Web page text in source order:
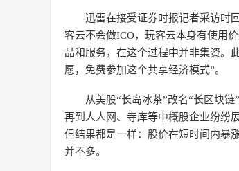
迅雷在接受证券时报记者采访时
客云不会做ICO，玩客云本身有使用
品和服务，在这个过程中并非集资。
愿，免费参加这个共享经济模式”。
从美股“长岛冰茶”改名“长区块
再到人人网、寺库等中概股企业纷纷
但结果都是一样：股价在短时间内暴
并不多。